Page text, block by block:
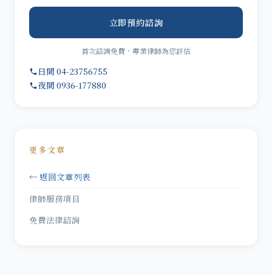
立即預約諮詢
首次諮詢免費，專業律師為您評估
日間 04-23756755
夜間 0936-177880
更多文章
← 返回文章列表
律師服務項目
免費法律諮詢